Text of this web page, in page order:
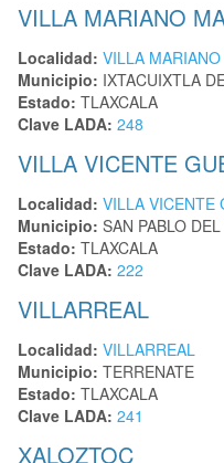
VILLA MARIANO
Localidad: VILLA
Municipio: IXTACUIXTLA
Estado: TLAXCALA
Clave LADA: 248
VILLA VICENTE
Localidad: VILLA VICENTE
Municipio: SAN PABLO
Estado: TLAXCALA
Clave LADA: 222
VILLARREAL
Localidad: VILLARREAL
Municipio: TERRENATE
Estado: TLAXCALA
Clave LADA: 241
XALOZTOC